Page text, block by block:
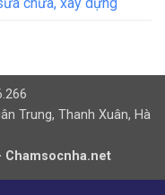
Trung, Thanh Xuân, Hà
Chamsocnha.net